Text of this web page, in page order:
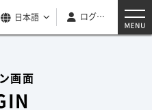
日本語 ログイン
画面